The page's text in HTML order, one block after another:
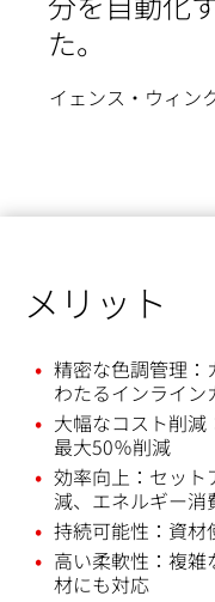
た。
イェンス・ウィン
メリット
精密な色調管理：
わたるインライン
大幅なコスト削減
最大50％削減
効率向上：セット
減、エネルギー消
持続可能性：資材
高い柔軟性：複
材にも対応